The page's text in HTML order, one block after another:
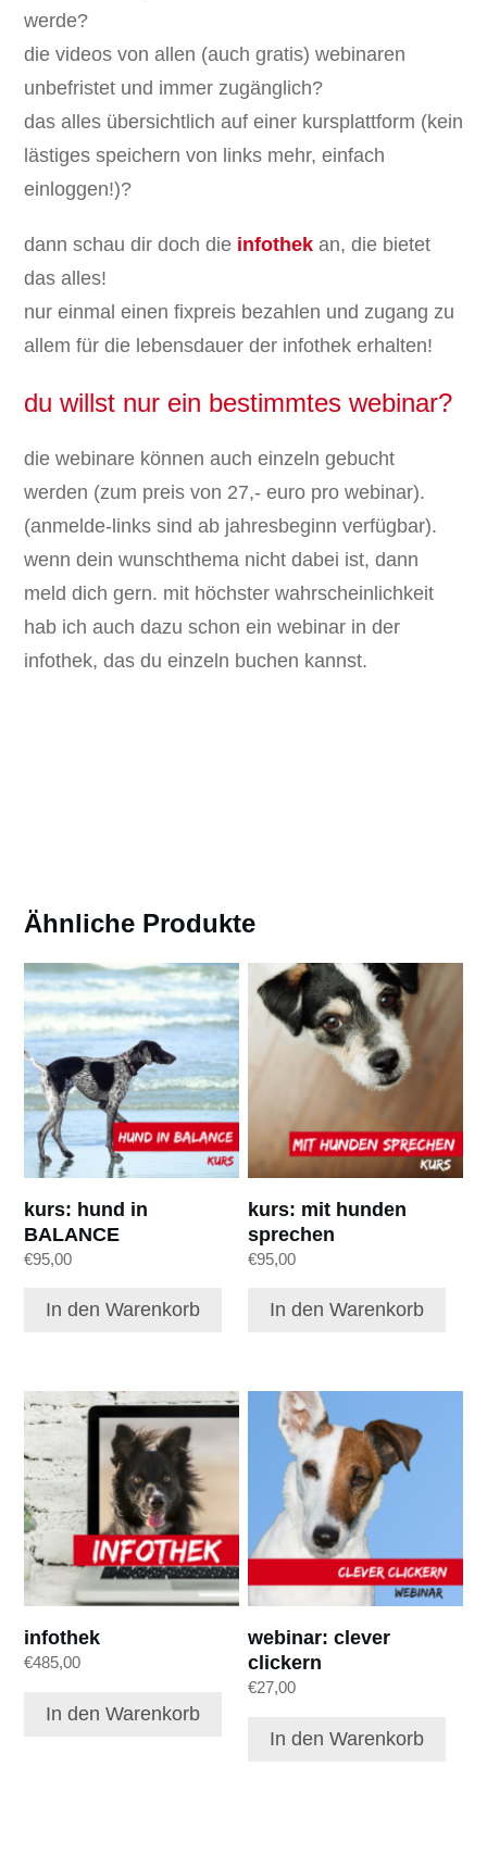
werde?
die videos von allen (auch gratis) webinaren
unbefristet und immer zugänglich?
das alles übersichtlich auf einer kursplattform (kein
lästiges speichern von links mehr, einfach
einloggen!)?
dann schau dir doch die infothek an, die bietet
das alles!
nur einmal einen fixpreis bezahlen und zugang zu
allem für die lebensdauer der infothek erhalten!
du willst nur ein bestimmtes webinar?
die webinare können auch einzeln gebucht
werden (zum preis von 27,- euro pro webinar).
(anmelde-links sind ab jahresbeginn verfügbar).
wenn dein wunschthema nicht dabei ist, dann
meld dich gern. mit höchster wahrscheinlichkeit
hab ich auch dazu schon ein webinar in der
infothek, das du einzeln buchen kannst.
Ähnliche Produkte
kurs: hund in
BALANCE
€95,00
In den Warenkorb
kurs: mit hunden
sprechen
€95,00
In den Warenkorb
infothek
€485,00
In den Warenkorb
webinar: clever
clickern
€27,00
In den Warenkorb